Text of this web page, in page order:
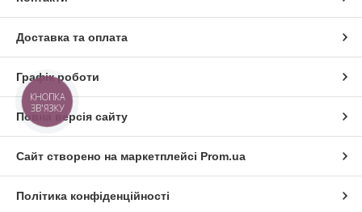
Доставка та оплата
Графік роботи
Повна версія сайту
Сайт створено на маркетплейсі Prom.ua
Політика конфіденційності
КНОПКА
ЗВ'ЯЗКУ